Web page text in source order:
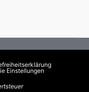
Einstellungen